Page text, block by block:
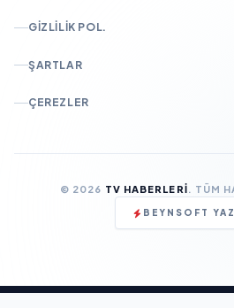
GIZLILIK POL.
ŞARTLAR
ÇEREZLER
© 2026 TV HABERLERI. TÜM
BEYNSOFT